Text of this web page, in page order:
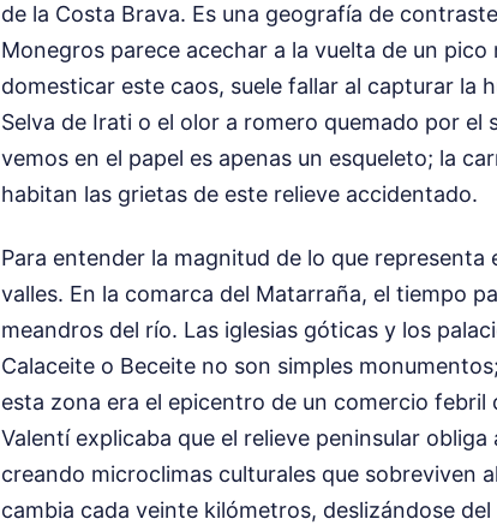
de la Costa Brava. Es una geografía de
Monegros parece acechar a la vuelta de un
domesticar este caos, suele fallar al capturar la
Selva de Irati o el olor a romero quemado por el
vemos en el papel es apenas un esqueleto; la
habitan las grietas de este relieve accidentado.
Para entender la magnitud de lo que
valles. En la comarca del Matarraña, el tiempo
meandros del río. Las iglesias góticas y los
Calaceite o Beceite no son simples
esta zona era el epicentro de un comercio febril
Valentí explicaba que el relieve peninsular
creando microclimas culturales que sobreviven
cambia cada veinte kilómetros, deslizándose